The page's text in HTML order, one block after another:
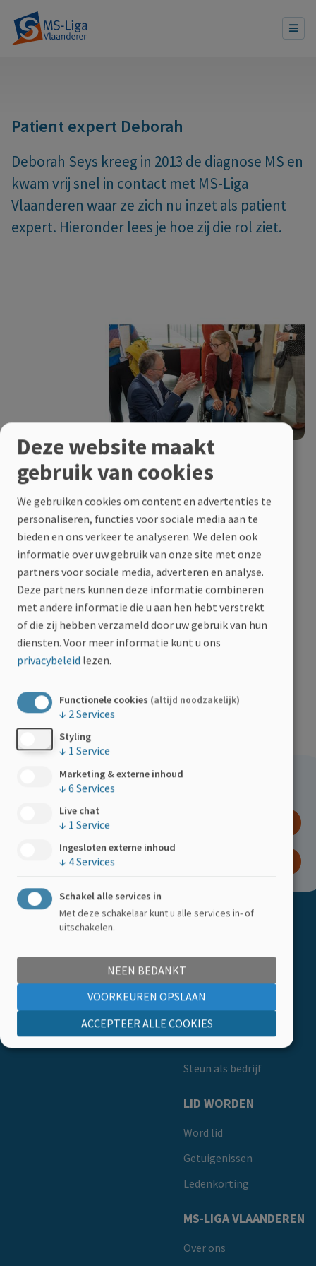
Patient expert Deborah
Deborah Seys kreeg in 2013 de diagnose MS en
kwam vrij snel in contact met MS-Liga
Vlaanderen waar ze zich nu inzet als patient
expert. Hieronder lees je hoe zij die rol ziet.
Ik zet mij in als patient expert, omdat ik uit
eigen ervaring weet hoe belangrijk het is om de
stem van de patiënt, én van de naasten, te
laten horen. Door mijn kennis en inzichten te
delen, hoop ik bij te dragen aan betere zorg,
meer begrip en een patiëntvriendelijker beleid.
Als patient expert overstijg je je eigen verhaal
en breng je de stem van personen bij MS in om
zo de gezondheidszorg te verbeteren.
Deboray Seys, patient expert MS-Liga
Vlaanderen
Hoe kan jij helpen?
Boemerangstraat 4, 3900 Pelt
078 48 20 82
Kalender
HELP MEE
Doe een gift
Steun als bedrijf
LID WORDEN
Word lid
Getuigenissen
Ledenkorting
MS-LIGA VLAANDEREN
Over ons
Deze website maakt
gebruik van cookies
We gebruiken cookies om content en advertenties te
personaliseren, functies voor sociale media aan te
bieden en ons verkeer te analyseren. We delen ook
informatie over uw gebruik van onze site met onze
partners voor sociale media, adverteren en analyse.
Deze partners kunnen deze informatie combineren
met andere informatie die u aan hen hebt verstrekt
of die zij hebben verzameld door uw gebruik van hun
diensten. Voor meer informatie kunt u ons
privacybeleid lezen.
Functionele cookies (altijd noodzakelijk)
↓ 2Services
Styling
↓ 1 Service
Marketing & externe inhoud
↓ 6 Services
Live chat
↓ 1 Service
Ingesloten externe inhoud
↓ 4Services
Schakel alle services in
Met deze schakelaar kunt u alle services in- of
uitschakelen.
NEEN BEDANKT
VOORKEUREN OPSLAAN
ACCEPTEER ALLE COOKIES